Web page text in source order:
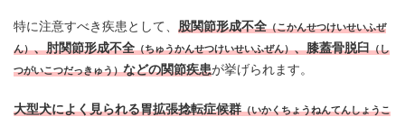
特に注意すべき疾患として、 股関節形成不全（こかんせつけいせいふぜ
ん）、肘関節形成不全（ちゅうかんせつけいせいふぜん）、膝蓋骨脱臼（し
つがいこつだっきゅう）などの関節疾患が挙げられます。
大型犬によく見られる胃拡張捻転症候群（いかくちょうねんてんしょうこ